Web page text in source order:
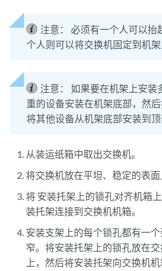
注意：
必须有一个人可以抬
个人则可以将交换机固定到机架
注意：
如果要在机架上安装
重的设备安装在机架底部，然
将其他设备从机架底部安装到顶
从装运纸箱中取出交换机。
将交换机放在平坦、稳定的表面
将 安装托架上的锁孔对齐机箱
装托架连接到交换机机箱。
安装支架上的每个锁孔都有一
窄。将安装托架上的锁孔放在
上，然后将安装托架向交换机